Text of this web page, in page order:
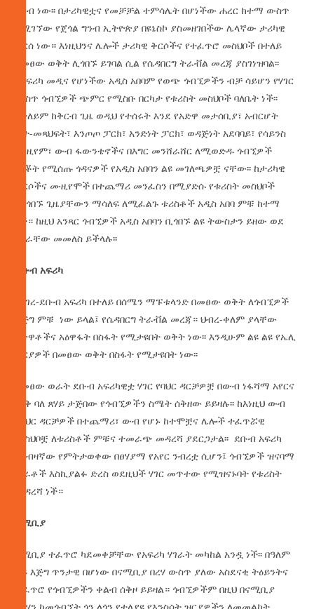
ግንብ ነው፡፡ በታሪካዊቷና የመቻቻል ተምሳሌት በሆነችው ሐረር ከተማ ውስጥ
የሚገኘው የጀጎል ግንብ ኢትዮጵያ በዩኔስኮ ያስመዘገበችው ሌላኛው ታሪካዊ
ቅርሰ ነው። እነዚህንና ሌሎች ታሪካዊ ቅርሶችና የተፈጥሮ መስህቦች በተለይ
በመፀው ወቅት ሊጎበኙ ይገባል ሲል የሴዳበርግ ትራቭል መረጃ ያስገነዝባል፡፡
የአፍሪካ መዲና የሆነችው አዲስ አበባም የወጭ ጎብኚዎችን ብቻ ሳይሆን የሃገር
ውስጥ ጎብኚዎች ጭምር የሚስቡ በርካታ የቱሪስት መስህቦች ባለቤት ነች፡፡
በተለይም ከቅርብ ጊዜ ወዲህ የተሰሩት እንደ የአድዋ መታሰቢያ፣ አብርሆት
ቤተ-መጻህፍት፣ እንጦጦ ፓርክ፣ አንድነት ፓርክ፣ ወዳጅነት አደባባይ፣ የሳይንስ
ሙዚየም፣ ውብ ፋውንቴኖችና በእግር መንሸራሸር ለሚወድዱ ጎብኚዎች
ምቾት የሚሰጡ ጎዳናዎች የአዲስ አበባን ልዩ መገለጫዎቿ ናቸው፡፡ ከታሪካዊ
ቅርሶችና ሙዚየሞች በተጨማሪ መንፈስን በሚያድሱ የቱሪስት መስህቦች
እየጎበኙ ጊዜያቸውን ማሳለፍ ለሚፈልጉ ቱሪስቶች አዲስ አበባ ምቹ ከተማ
ነች። ከዚህ አንጻር ጎብኚዎች አዲስ አበባን ቢጎበኙ ልዩ ትውስታን ይዘው ወደ
ሃገራቸው መመለስ ይችላሉ፡፡
ደቡብአፍሪካ
በሃገረ-ደቡብ አፍሪካ በተለይ በሰሜን ማፑቱላንድ በመፀው ወቅት ለጎብኚዎች
እጅግ ምቹ ነው ይላል፤ የሴዳበርግ ትራቭል መረጃ። ህብረ-ቀለም ያላቸው
ዕጽዋቶችና አዕዋፋት በስፋት የሚታዩበት ወቅት ነው፡፡ እንዲሁም ልዩ ልዩ የኤሊ
ዝርያዎች በመፀው ወቅት በስፋት የሚታዩበት ነው፡፡
በመፀው ወራት ደቡብ አፍሪካዊቷ ሃገር የባህር ዳርቻዎቿ በውብ ነፋሻማ አየርና
ሞቅ ባለ ጸሃይ ታጅበው የጎብኚዎችን ስሜት ሰቅዘው ይይዛሉ፡፡ ከእነዚህ ውብ
የባህር ዳርቻዎች በተጨማሪ፣ ውብ የሆኑ ከተሞቿና ሌሎች ተፈጥሯዊ
መስህቦቿ ለቱሪስቶች ምቹና ተመራጭ መዳረሻ ያደርጋታል፡፡ ደቡብ አፍሪካ
በአብዛኛው የምትታወቀው በፀሃያማ የአየር ንብረቷ ሲሆን፤ ጎብኚዎች ዝናባማ
ወራቶች እስኪያልፉ ድረስ ወደዚህች ሃገር መጥተው የሚዝናኑባት የቱሪስት
መዳረሻ ነች።
ናሚቢያ
ናሚቢያ ተፈጥሮ ካደመቀቻቸው የአፍሪካ ሃገራት መካከል አንዷ ነች፡፡ በዓለም
ላይ እጅግ ጥንታዊ በሆነው በናሚቢያ በረሃ ውስጥ ያለው አስደናቂ ትዕይንትና
ተፈጥሮ የጎብኚዎችን ቀልብ ሰቅዞ ይይዛል። ጎብኚዎችም በዚህ በናሚቢያ
በረሃን ከመጎብኘት ጎን ለጎን የተለያዩ የእንስሳት ዝርያዎችን ለመመልከት